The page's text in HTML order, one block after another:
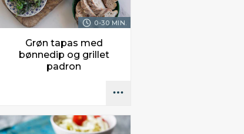
0-30 MIN.
Grøn tapas med
bønnedip og grillet
padron